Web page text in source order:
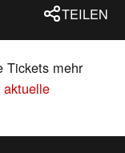
TEILEN
Tickets mehr